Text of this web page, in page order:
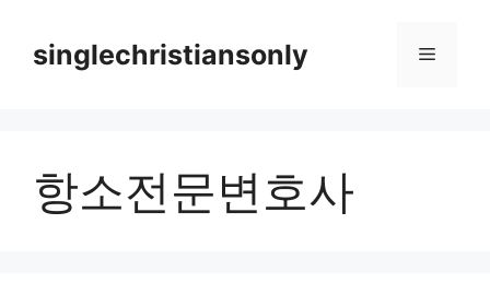
contentsinglechristiansonly Menu
항소전문변호사